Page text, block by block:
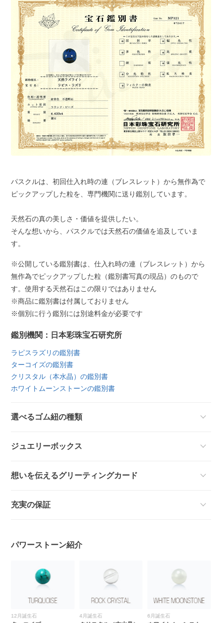
パスクルは、初回仕入れ時の連（ブレスレット）から無作為で
ピックアップした粒を、専門機関に送り鑑別しています。
天然石の真の美しさ・価値を提供したい。
そんな想いから、パスクルでは天然石の価値を追及していま
す。
※公開している鑑別書は、仕入れ時の連（ブレスレット）から
無作為でピックアップした粒（鑑別書写真の現品）のもので
す。使用する天然石はこの限りではありません
※商品に鑑別書は付属しておりません
※個別に行う鑑別には別途料金が必要です
鑑別機関：日本彩珠宝石研究所
ラピスラズリの鑑別書
ターコイズの鑑別書
クリスタル（本水晶）の鑑別書
ホワイトムーンストーンの鑑別書
選べるゴム紐の種類
ジュエリーボックス
想いを伝えるグリーティングカード
充実の保証
パワーストーン紹介
12月誕生石 4月誕生石 6月誕生石